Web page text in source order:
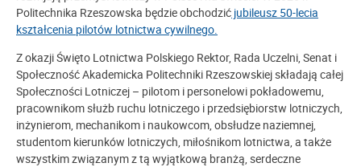
Politechnika Rzeszowska będzie obchodzić jubileusz 50-lecia
kształcenia pilotów lotnictwa cywilnego.
Z okazji Święto Lotnictwa Polskiego Rektor, Rada Uczelni, Senat i
Społeczność Akademicka Politechniki Rzeszowskiej składają całej
Społeczności Lotniczej – pilotom i personelowi pokładowemu,
pracownikom służb ruchu lotniczego i przedsiębiorstw lotniczych,
inżynierom, mechanikom i naukowcom, obsłudze naziemnej,
studentom kierunków lotniczych, miłośnikom lotnictwa, a także
wszystkim związanym z tą wyjątkową branżą, serdeczne